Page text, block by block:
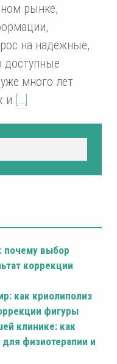
рынке,
на надежные,
доступные
много лет
и […]
почему выбор
коррекции
как криолиполиз
фигуры
клинике: как
физиотерапии и